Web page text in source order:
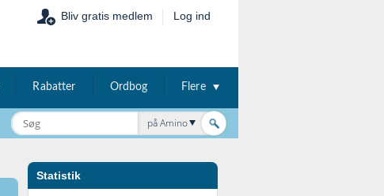
Bliv gratis medlem Log ind
Rabatter Ordbog Flere
på Amino
Statistik